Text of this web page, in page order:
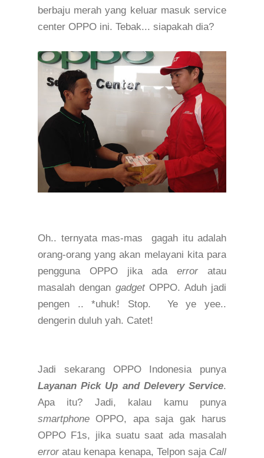
berbaju merah yang keluar masuk service
center OPPO ini. Tebak... siapakah dia?
Oh.. ternyata mas-mas
gagah itu adalah
orang-orang yang akan melayani kita para
pengguna OPPO jika adaerror atau
masalah dengan gadgetOPPO. Aduh jadi
pengen .. *uhuk! Stop.
Ye ye yee..
dengerin duluh yah. Catet!
Jadi sekarang OPPO Indonesia punya
Layanan Pick Up and Delevery Service.
Apa itu? Jadi, kalau kamu punya
smartphone OPPO, apa saja gak harus
OPPO F1s, jika suatu saat ada masalah
error atau kenapa kenapa, Telpon saja Call